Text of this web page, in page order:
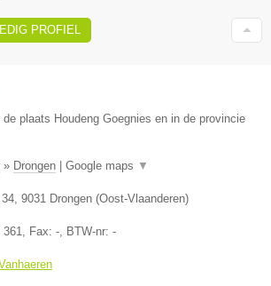
PROFIEL
plaats Houdeng Goegnies en in de provincie
» Drongen Google maps ▼
, 9031 Drongen (Oost-Vlaanderen)
361, Fax: -, BTW-nr: -